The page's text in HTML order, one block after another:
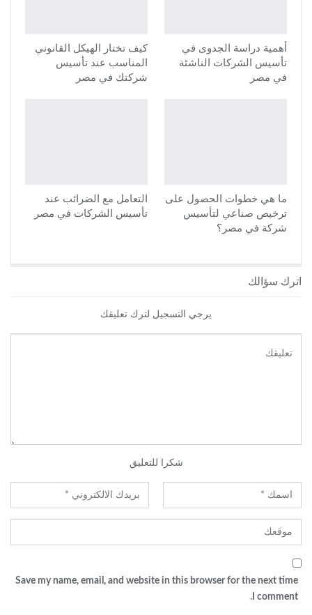
أهمية دراسة الجدوى في
تأسيس الشركات الناشئة
في مصر
كيف تختار الهيكل القانوني
المناسب عند تأسيس
شركتك في مصر
ما هي خطوات الحصول على
ترخيص صناعي لتأسيس
شركة في مصر؟
التعامل مع الضرائب عند
تأسيس الشركات في مصر
اترك سؤالك
يرجي التسجيل لترك تعليقك
شكرا للتعليق
Save my name, email, and website in this browser for the next time
I comment.